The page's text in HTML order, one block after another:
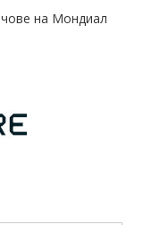
на Мондиал